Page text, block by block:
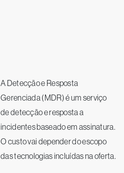
A Detecção e Resposta
Gerenciada (MDR) é um serviço
de detecção e resposta a
incidentes baseado em assinatura.
O custo vai depender do escopo
das tecnologias incluídas na oferta.